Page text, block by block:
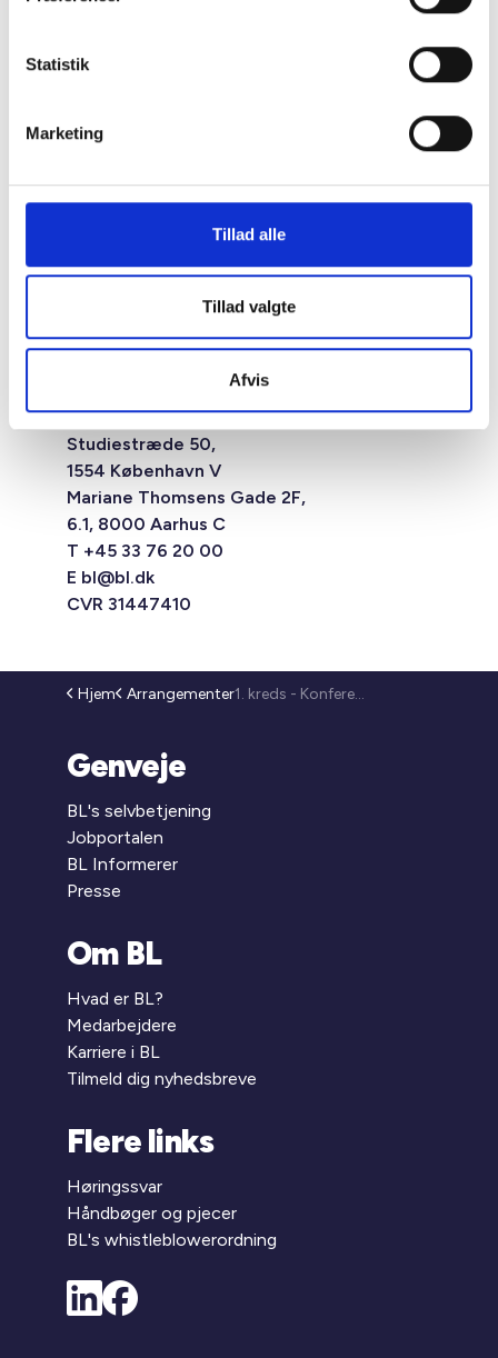
Statistik
Marketing
Tillad alle
Tillad valgte
Afvis
Studiestræde 50,
1554 København V
Mariane Thomsens Gade 2F,
6.1, 8000 Aarhus C
T +45 33 76 20 00
E bl@bl.dk
CVR 31447410
Hjem Arrangementer 1. kreds - Konferenceudvalgsmøde (26-117)
Genveje
BL's selvbetjening
Jobportalen
BL Informerer
Presse
Om BL
Hvad er BL?
Medarbejdere
Karriere i BL
Tilmeld dig nyhedsbreve
Flere links
Høringssvar
Håndbøger og pjecer
BL's whistleblowerordning